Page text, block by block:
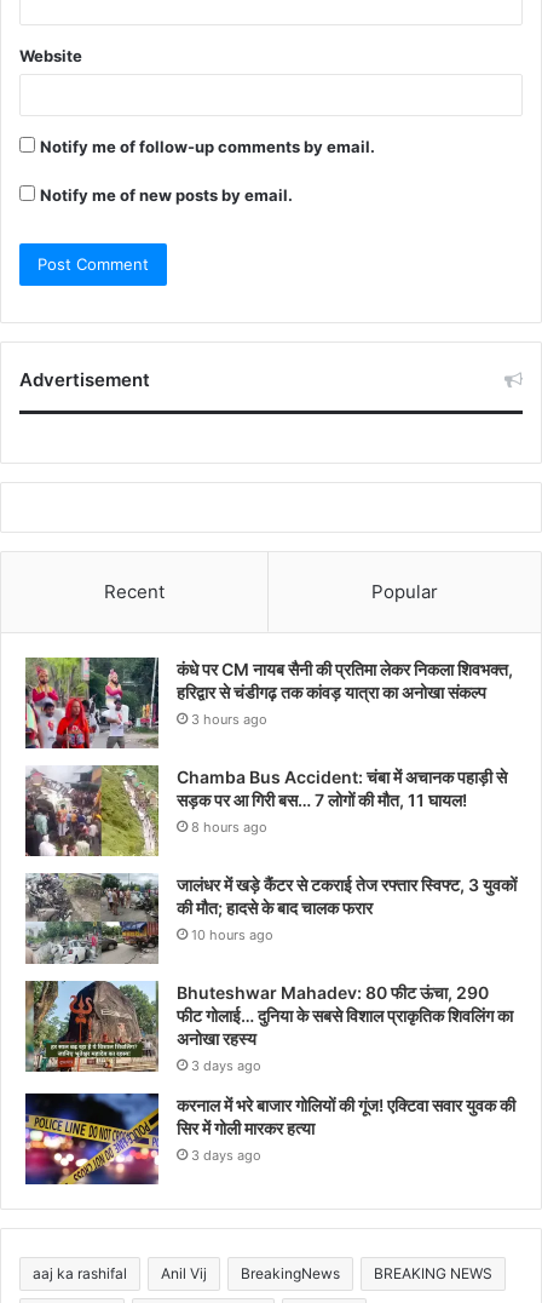
Website
Notify me of follow-up comments by email.
Notify me of new posts by email.
Advertisement
Recent Popular
कंधे पर CM नायब सैनी की प्रतिमा लेकर निकला शिवभक्त,
हरिद्वार से चंडीगढ़ तक कांवड़ यात्रा का अनोखा संकल्प
3 hours ago
Chamba Bus Accident: चंबा में अचानक पहाड़ी से
सड़क पर आ गिरी बस… 7 लोगों की मौत, 11 घायल!
8 hours ago
जालंधर में खड़े कैंटर से टकराई तेज रफ्तार स्विफ्ट, 3 युवकों
की मौत; हादसे के बाद चालक फरार
10 hours ago
Bhuteshwar Mahadev: 80 फीट ऊंचा, 290
फीट गोलाई… दुनिया के सबसे विशाल प्राकृतिक शिवलिंग का
अनोखा रहस्य
3 days ago
करनाल में भरे बाजार गोलियों की गूंज! एक्टिवा सवार युवक की
सिर में गोली मारकर हत्या
3 days ago
aaj ka rashifal Anil Vij BreakingNews BREAKING NEWS